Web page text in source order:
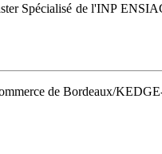
Spécialisé de l'INP
de Bordeaux/